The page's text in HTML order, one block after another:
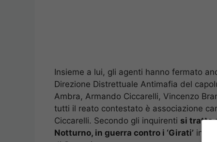
Insieme a lui, gli agenti hanno fermato
Direzione Distrettuale Antimafia del
Ambra, Armando Ciccarelli, Vincenzo
tutti il reato contestato è associazione
Ciccarelli. Secondo gli inquirenti si tratta
Notturno, in guerra contro i ‘Girati’ in